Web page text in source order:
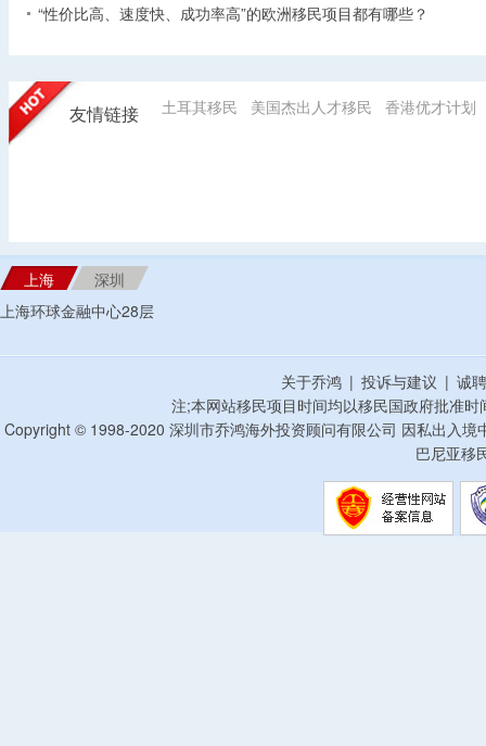
“性价比高、速度快、成功率高”的欧洲移民项目都有哪些？
友情链接 土耳其移民 美国杰出人才移民 香港优才计划
上海
深圳
上海环球金融中心28层
关于乔鸿 | 投诉与建议 | 诚
注;本网站移民项目时间均以移民国政府批准
Copyright © 1998-2020 深圳市乔鸿海外投资顾问有限公司 因私出入
巴尼亚移